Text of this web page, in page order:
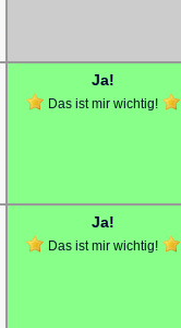
Ja!
Das ist mir wichtig!
Ja!
Das ist mir wichtig!